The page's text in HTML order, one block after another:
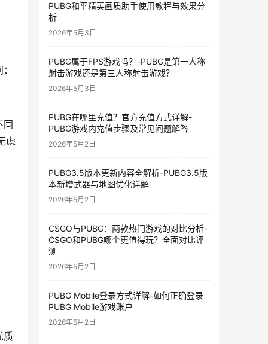
同
虑
质
PUBG和平精英画质助手使用教程与效果分
析
2026年5月3日
PUBG属于FPS游戏吗？-PUBG是第一人称
射击游戏还是第三人称射击游戏？
2026年5月3日
PUBG在哪里充值？官方充值方式详解-
PUBG游戏内充值步骤及常见问题解答
2026年5月2日
PUBG3.5版本更新内容全解析-PUBG3.5版
本新增武器与地图优化详解
2026年5月2日
CSGO与PUBG：两款热门游戏的对比分析-
CSGO和PUBG哪个更值得玩？全面对比评
测
2026年5月2日
PUBG Mobile登录方式详解-如何正确登录
PUBG Mobile游戏账户
2026年5月2日